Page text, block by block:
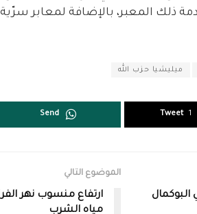
ذلك المعبر، بالإضافة لمعابر
ميليشيا حزب الله
Tweet 1
Send
الموضوع التالي
ارتفاع منسوب نهر
مياه الشرب